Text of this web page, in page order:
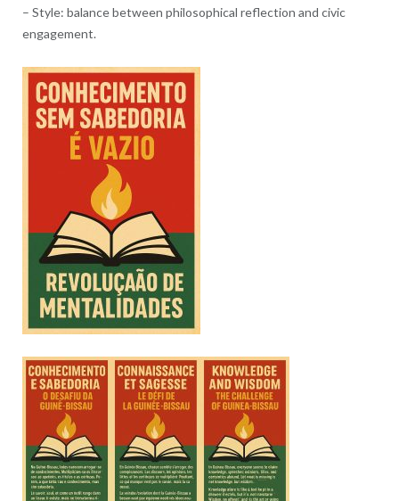
– Style: balance between philosophical reflection and civic
engagement.